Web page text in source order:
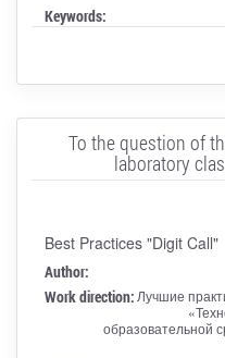
Keywords:
To the question of
laboratory
Best Practices "Digit Call"
Author:
Work direction: Лучшие
образовательной